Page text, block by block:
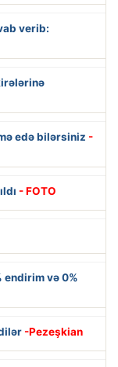
verib:
edə bilərsiniz -
- FOTO
endirim və 0%
-Pezeşkian